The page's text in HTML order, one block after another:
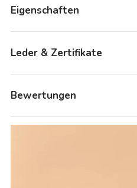
Eigenschaften
Leder & Zertifikate
Bewertungen